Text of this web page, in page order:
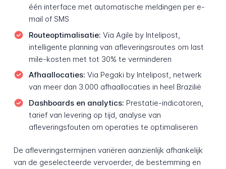
één interface met automatische meldingen per e-
mail of SMS
Routeoptimalisatie: Via Agile by Intelipost,
intelligente planning van afleveringsroutes om last
mile-kosten met tot 30% te verminderen
Afhaallocaties: Via Pegaki by Intelipost, netwerk
van meer dan 3.000 afhaallocaties in heel Brazilië
Dashboards en analytics: Prestatie-indicatoren,
tarief van levering op tijd, analyse van
afleveringsfouten om operaties te optimaliseren
De afleveringstermijnen variëren aanzienlijk afhankelijk
van de geselecteerde vervoerder, de bestemming en